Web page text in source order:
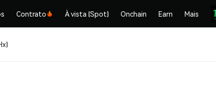
Contrato À vista (Spot) Onchain Earn Mais